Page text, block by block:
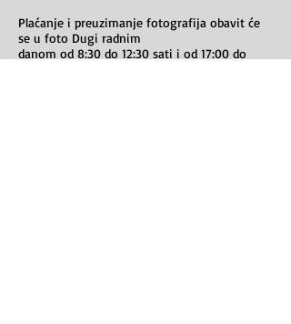
Plaćanje i preuzimanje fotografija obavit će
se u foto Dugi radnim
danom od 8:30 do 12:30 sati i od 17:00 do